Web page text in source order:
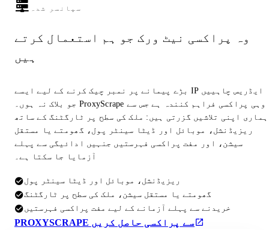
سپانسر شدہ
وہ پراکسی نیٹ ورک جو ہم استعمال کرتے
ہیں
بڑے پیمانے پر نمبر چیک کرنے کے لیے ایسے IP ایڈریس چاہییں
جو بلاک نہ ہوں۔ ProxyScrape وہی پراکسی فراہم کنندہ ہے جس سے
ہماری اپنی تلاشیں گزرتی ہیں: ملک کی سطح پر ٹارگٹنگ کے ساتھ
ریزیڈنشل، موبائل اور ڈیٹا سینٹر پول، گھومتے یا مستقل
سیشن، اور مفت پراکسی فہرستیں جنہیں ادائیگی سے پہلے
آزمایا جا سکتا ہے۔
ریزیڈنشل، موبائل اور ڈیٹا سینٹر پول
گھومتے یا مستقل سیشن، ملک کی سطح پر ٹارگٹنگ
خریدنے سے پہلے آزمانے کے لیے مفت پراکسی فہرستیں
PROXYSCRAPE سے پراکسی حاصل کریں